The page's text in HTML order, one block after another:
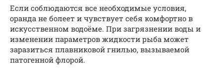
Если соблюдаются все необходимые условия,
оранда не болеет и чувствует себя комфортно в
искусственном водоёме. При загрязнении воды и
изменении параметров жидкости рыба может
заразиться плавниковой гнилью, вызываемой
патогенной флорой.